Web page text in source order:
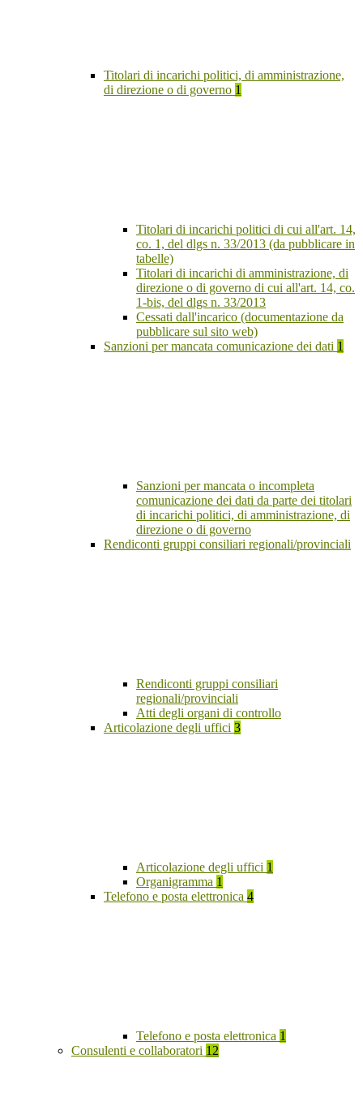
Titolari di incarichi politici, di amministrazione,
di direzione o di governo 1
Titolari di incarichi politici di cui all'art. 14,
co. 1, del dlgs n. 33/2013 (da pubblicare in
tabelle)
Titolari di incarichi di amministrazione, di
direzione o di governo di cui all'art. 14, co.
1-bis, del dlgs n. 33/2013
Cessati dall'incarico (documentazione da
pubblicare sul sito web)
Sanzioni per mancata comunicazione dei dati 1
Sanzioni per mancata o incompleta
comunicazione dei dati da parte dei titolari
di incarichi politici, di amministrazione, di
direzione o di governo
Rendiconti gruppi consiliari regionali/provinciali
Rendiconti gruppi consiliari
regionali/provinciali
Atti degli organi di controllo
Articolazione degli uffici 3
Articolazione degli uffici 1
Organigramma 1
Telefono e posta elettronica 4
Telefono e posta elettronica 1
Consulenti e collaboratori 12